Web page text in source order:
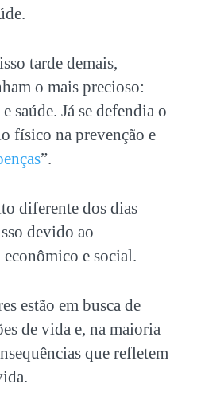
tarde demais,
o mais precioso:
saúde. Já se defendia o
físico na prevenção e
”.
diferente dos dias
devido ao
e social.
estão em busca de
de vida e, na maioria
que refletem